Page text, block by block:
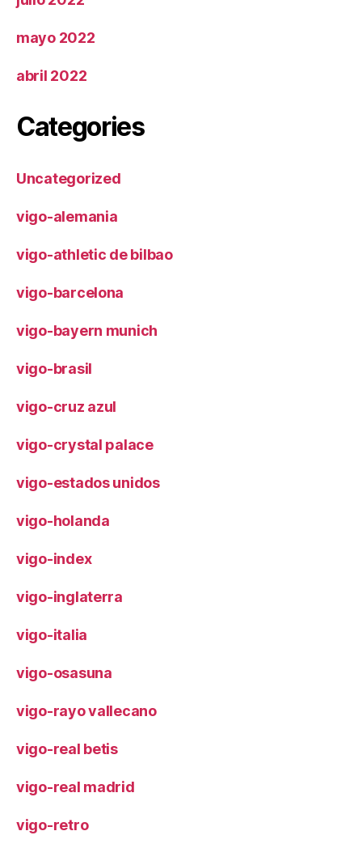
mayo 2022
abril 2022
Categories
Uncategorized
vigo-alemania
vigo-athletic de bilbao
vigo-barcelona
vigo-bayern munich
vigo-brasil
vigo-cruz azul
vigo-crystal palace
vigo-estados unidos
vigo-holanda
vigo-index
vigo-inglaterra
vigo-italia
vigo-osasuna
vigo-rayo vallecano
vigo-real betis
vigo-real madrid
vigo-retro